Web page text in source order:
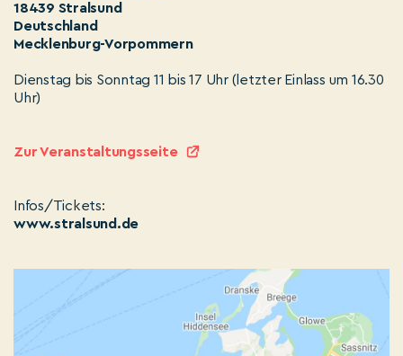
18439 Stralsund
Deutschland
Mecklenburg-Vorpommern
Dienstag bis Sonntag 11 bis 17 Uhr (letzter Einlass um 16.30
Uhr)
Zur Veranstaltungsseite
Infos/Tickets:
www.stralsund.de